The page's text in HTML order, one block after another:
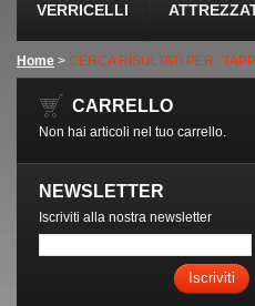
VERRICELLI
Home > CERCA RISULTATI PER:
CARRELLO
Non hai articoli nel tuo carrello.
NEWSLETTER
Iscriviti alla nostra newsletter
Iscriviti